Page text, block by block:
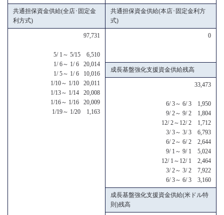
共通担保資金供給(全店･固定金
利方式)
共通担保資金供給(本店･固定金利方
式)
97,731
5/ 1～ 5/15 6,510
1/ 6～ 1/ 6 20,014
1/ 5～ 1/ 6 10,016
1/10～ 1/10 20,011
1/13～ 1/14 20,008
1/16～ 1/16 20,009
1/19～ 1/20 1,163
0
成長基盤強化支援資金供給残高
33,473
6/ 3～ 6/ 3 1,950
9/ 2～ 9/ 2 1,804
12/ 2～12/ 2 1,712
3/ 3～ 3/ 3 6,793
6/ 2～ 6/ 2 2,644
9/ 1～ 9/ 1 5,024
12/ 1～12/ 1 2,464
3/ 2～ 3/ 2 7,922
6/ 3～ 6/ 3 3,160
成長基盤強化支援資金供給(米ドル特
則)残高